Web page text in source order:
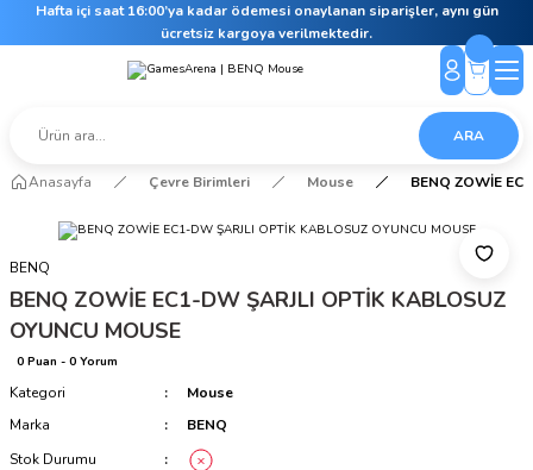
Hafta içi saat 16:00’ya kadar ödemesi onaylanan siparişler, aynı gün
ücretsiz kargoya verilmektedir.
ARA
Anasayfa Çevre Birimleri Mouse BENQ ZOWİE
BENQ
BENQ ZOWİE EC1-DW ŞARJLI OPTİK KABLOSUZ
OYUNCU MOUSE
0 Puan - 0 Yorum
Kategori
Mouse
Marka
BENQ
Stok Durumu